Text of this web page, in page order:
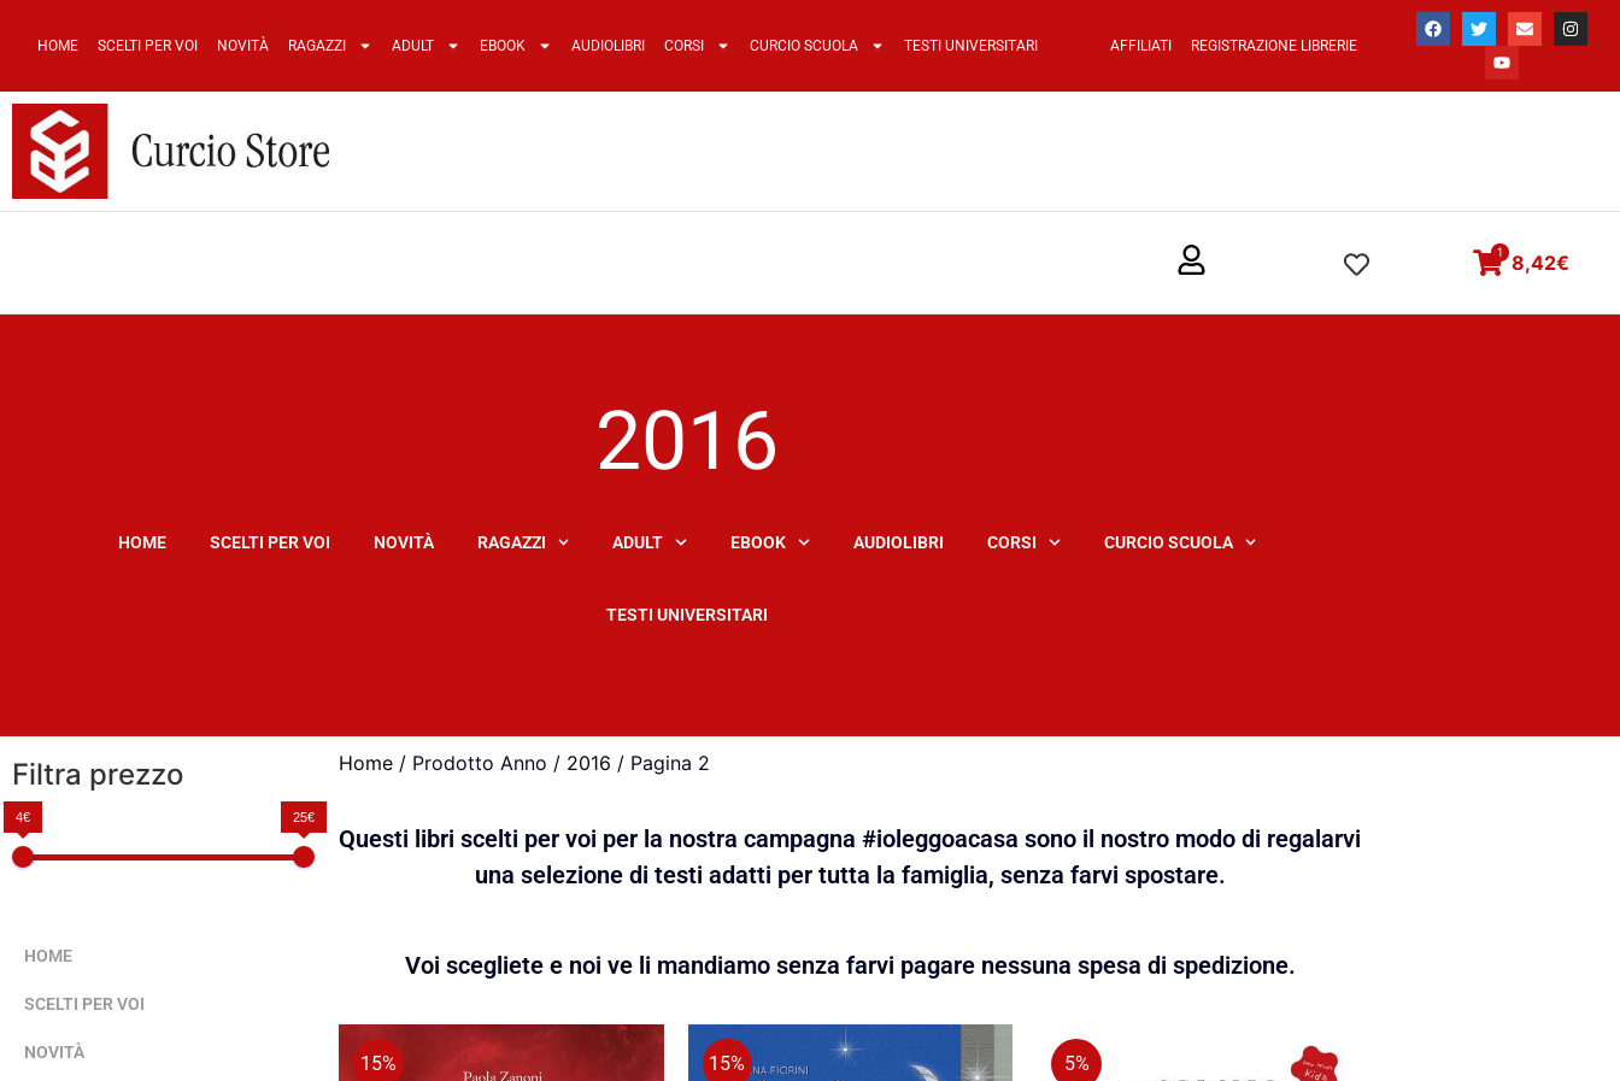
HOME SCELTI PER VOI NOVITÀ RAGAZZI ADULT EBOOK AUDIOLIBRI CORSI CURCIO SCUOLA TESTI UNIVERSITARI AFFILIATI REGISTRAZIONE LIBRERIE
8,42€
1
2016
HOME SCELTI PER VOI NOVITÀ RAGAZZI ADULT EBOOK AUDIOLIBRI CORSI CURCIO SCUOLA
TESTI UNIVERSITARI
Filtra prezzo
4€ 25€
HOME
SCELTI PER VOI
NOVITÀ
Home / Prodotto Anno / 2016 / Pagina 2
Questi libri scelti per voi per la nostra campagna #ioleggoacasa sono il nostro modo di regalarvi
una selezione di testi adatti per tutta la famiglia, senza farvi spostare.
Voi scegliete e noi ve li mandiamo senza farvi pagare nessuna spesa di spedizione.
15% 15% 5%